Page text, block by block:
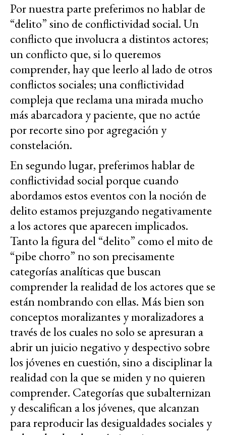
Por nuestra parte preferimos no hablar de
“delito” sino de conflictividad social. Un
conflicto que involucra a distintos actores;
un conflicto que, si lo queremos
comprender, hay que leerlo al lado de otros
conflictos sociales; una conflictividad
compleja que reclama una mirada mucho
más abarcadora y paciente, que no actúe
por recorte sino por agregación y
constelación.
En segundo lugar, preferimos hablar de
conflictividad social porque cuando
abordamos estos eventos con la noción de
delito estamos prejuzgando negativamente
a los actores que aparecen implicados.
Tanto la figura del “delito” como el mito de
“pibe chorro” no son precisamente
categorías analíticas que buscan
comprender la realidad de los actores que se
están nombrando con ellas. Más bien son
conceptos moralizantes y moralizadores a
través de los cuales no solo se apresuran a
abrir un juicio negativo y despectivo sobre
los jóvenes en cuestión, sino a disciplinar la
realidad con la que se miden y no quieren
comprender. Categorías que subalternizan
y descalifican a los jóvenes, que alcanzan
para reproducir las desigualdades sociales y